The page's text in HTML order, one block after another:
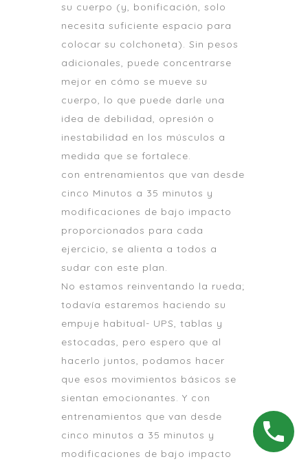
su cuerpo (y, bonificación, solo
necesita suficiente espacio para
colocar su colchoneta). Sin pesos
adicionales, puede concentrarse
mejor en cómo se mueve su
cuerpo, lo que puede darle una
idea de debilidad, opresión o
inestabilidad en los músculos a
medida que se fortalece.
con entrenamientos que van desde
cinco Minutos a 35 minutos y
modificaciones de bajo impacto
proporcionados para cada
ejercicio, se alienta a todos a
sudar con este plan.
No estamos reinventando la rueda;
todavía estaremos haciendo su
empuje habitual- UPS, tablas y
estocadas, pero espero que al
hacerlo juntos, podamos hacer
que esos movimientos básicos se
sientan emocionantes. Y con
entrenamientos que van desde
cinco minutos a 35 minutos y
modificaciones de bajo impacto